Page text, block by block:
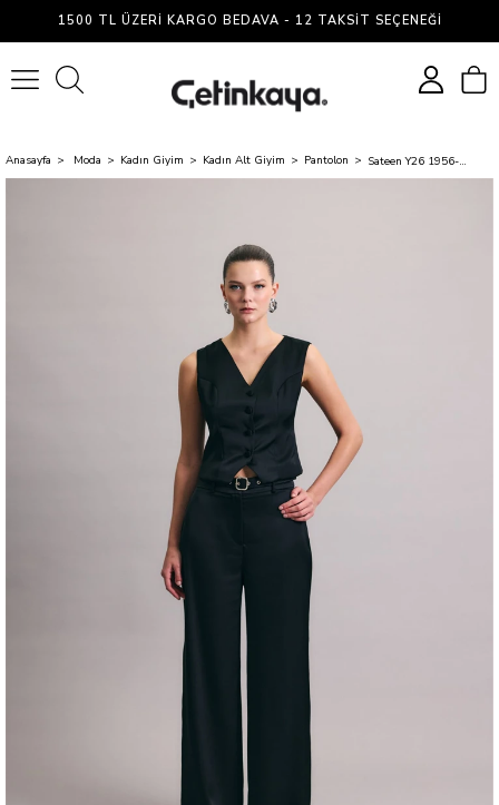
1500 TL ÜZERI KARGO BEDAVA - 12 TAKSIT SEÇENEĞI
Anasayfa Moda Kadın Giyim Kadın Alt Giyim Pantolon Sateen Y26 1956-5067 Kemer Detaylı Saten Pantolon Siyah